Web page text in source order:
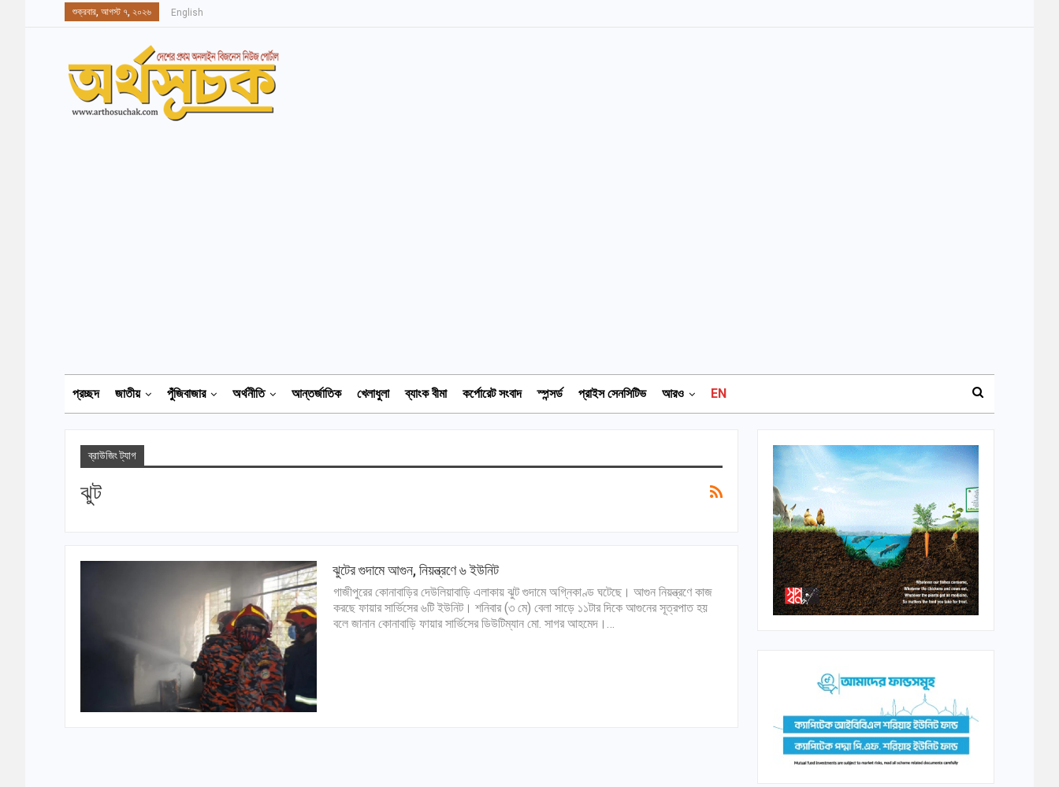
শুক্রবার, আগস্ট ৭, ২০২৬ English
প্রচ্ছদ জাতীয় পুঁজিবাজার অর্থনীতি আন্তর্জাতিক খেলাধুলা ব্যাংক বীমা কর্পোরেট সংবাদ স্পন্সর্ড প্রাইস সেনসিটিভ আরও EN
ব্রাউজিং ট্যাগ
ঝুট
ঝুটের গুদামে আগুন, নিয়ন্ত্রণে ৬ ইউনিট
গাজীপুরের কোনাবাড়ির দেউলিয়াবাড়ি এলাকায় ঝুট গুদামে অগ্নিকাণ্ড ঘটেছে। আগুন নিয়ন্ত্রণে কাজ
করছে ফায়ার সার্ভিসের ৬টি ইউনিট। শনিবার (৩ মে) বেলা সাড়ে ১১টার দিকে আগুনের সূত্রপাত হয়
বলে জানান কোনাবাড়ি ফায়ার সার্ভিসের ডিউটিম্যান মো. সাগর আহমেদ।…